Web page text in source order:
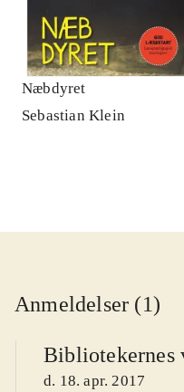
Næbdyret
Sebastian Klein
Anmeldelser (1)
Bibliotekernes
d. 18. apr. 2017